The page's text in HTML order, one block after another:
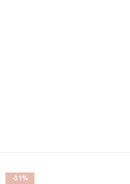
-31%